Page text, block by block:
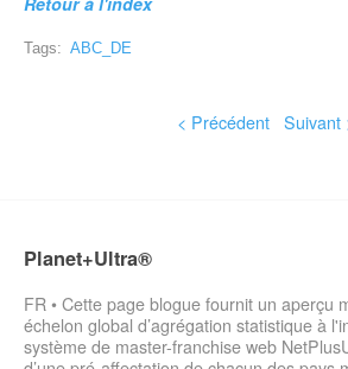
Tags: ABC_DE
< Précédent Suivant
Planet+Ultra®
FR • Cette page blogue fournit un aperçu
échelon global d’agrégation statistique à
système de master-franchise web